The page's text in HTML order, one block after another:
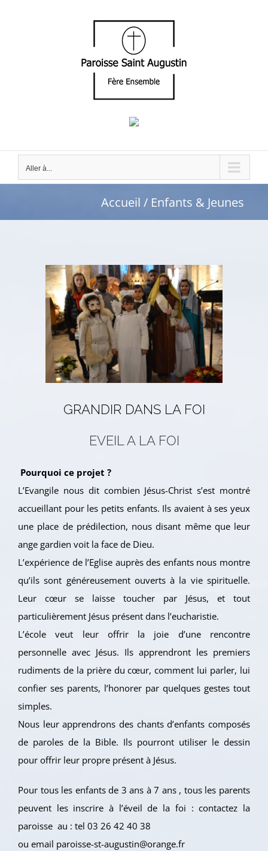
Aller à...
Accueil Enfants & Jeunes
Voir
l'image
agrandie
GRANDIR DANS LA FOI
EVEIL A LA FOI
Pourquoi ce projet ?
L’Evangile nous dit combien Jésus-Christ s’est montré
accueillant pour les petits enfants. Ils avaient à ses yeux
une place de prédilection, nous disant même que leur
ange gardien voit la face de Dieu.
L’expérience de l’Eglise auprès des enfants nous montre
qu’ils sont généreusement ouverts à la vie spirituelle.
Leur cœur se laisse toucher par Jésus, et tout
particulièrement Jésus présent dans l’eucharistie.
L’école veut leur offrir la joie d’une rencontre
personnelle avec Jésus. Ils apprendront les premiers
rudiments de la prière du cœur, comment lui parler, lui
confier ses parents, l’honorer par quelques gestes tout
simples.
Nous leur apprendrons des chants d’enfants composés
de paroles de la Bible. Ils pourront utiliser le dessin
pour offrir leur propre présent à Jésus.
Pour tous les enfants de 3 ans à 7 ans , tous les parents
peuvent les inscrire à l’éveil de la foi : contactez la
paroisse au : tel 03 26 42 40 38
ou email paroisse-st-augustin@orange.fr